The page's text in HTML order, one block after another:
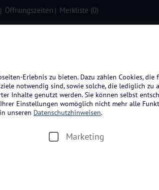
Öffnungszeiten Merkliste (0)
Erlebnis zu bieten. Dazu zählen Cookies,
notwendig sind, sowie solche, die lediglich zu
Inhalte genutzt werden. Sie können selbst
Ihrer Einstellungen womöglich nicht mehr alle
unseren Datenschutzhinweisen.
Marketing